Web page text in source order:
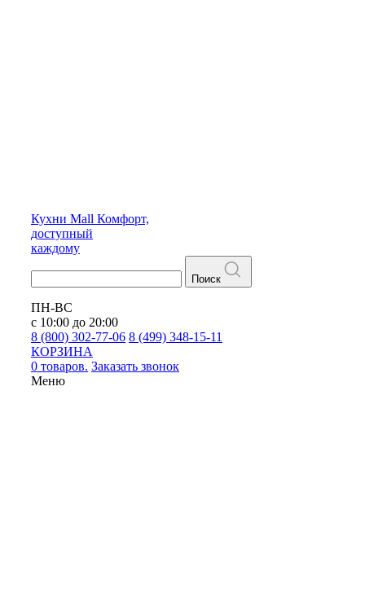
Кухни Mall Комфорт,
доступный
каждому
Поиск
ПН-ВС
с 10:00 до 20:00
8 (800) 302-77-06 8 (499) 348-15-11
КОРЗИНА
0 товаров. Заказать звонок
Меню